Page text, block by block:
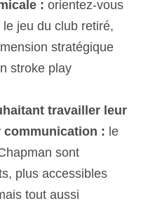
: orientez-vous
jeu du club retiré,
stratégique
stroke play
travailler leur
: le
sont
plus accessibles
tout aussi